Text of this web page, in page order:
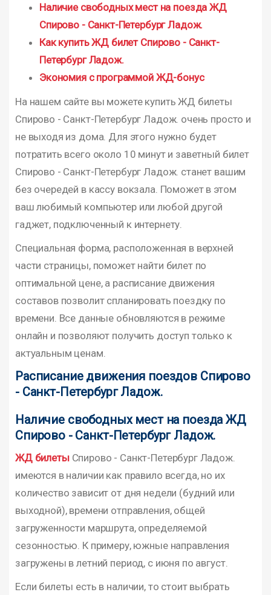
Наличие свободных мест на поезда ЖД
Спирово - Санкт-Петербург Ладож.
Как купить ЖД билет Спирово - Санкт-
Петербург Ладож.
Экономия с программой ЖД-бонус
На нашем сайте вы можете купить ЖД билеты
Спирово - Санкт-Петербург Ладож. очень просто и
не выходя из дома. Для этого нужно будет
потратить всего около 10 минут и заветный билет
Спирово - Санкт-Петербург Ладож. станет вашим
без очередей в кассу вокзала. Поможет в этом
ваш любимый компьютер или любой другой
гаджет, подключенный к интернету.
Специальная форма, расположенная в верхней
части страницы, поможет найти билет по
оптимальной цене, а расписание движения
составов позволит спланировать поездку по
времени. Все данные обновляются в режиме
онлайн и позволяют получить доступ только к
актуальным ценам.
Расписание движения поездов Спирово
- Санкт-Петербург Ладож.
Наличие свободных мест на поезда ЖД
Спирово - Санкт-Петербург Ладож.
ЖД билетыСпирово - Санкт-Петербург Ладож.
имеются в наличии как правило всегда, но их
количество зависит от дня недели (будний или
выходной), времени отправления, общей
загруженности маршрута, определяемой
сезонностью. К примеру, южные направления
загружены в летний период, с июня по август.
Если билеты есть в наличии, то стоит выбрать